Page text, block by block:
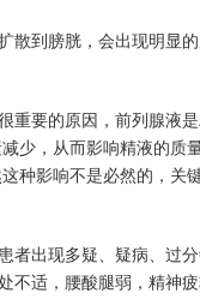
到膀胱，会出现明显的
要的原因，前列腺液是
少，从而影响精液的质
种影响不是必然的，关
出现多疑、疑病、过分
适，腰酸腿弱，精神